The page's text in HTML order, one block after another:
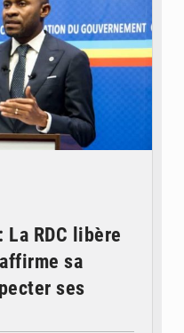
La RDC libère
sa
ses